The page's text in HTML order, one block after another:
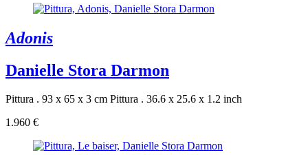
Adonis
Danielle Stora Darmon
Pittura . 93 x 65 x 3 cm Pittura . 36.6 x 25.6 x 1.2 inch
1.960 €